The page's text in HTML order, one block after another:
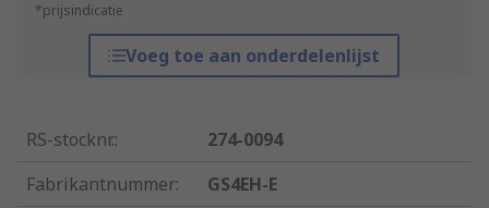
*prijsindicatie
Voeg toe aan onderdelenlijst
RS-stocknr.:
274-0094
Fabrikantnummer:
GS4EH-E